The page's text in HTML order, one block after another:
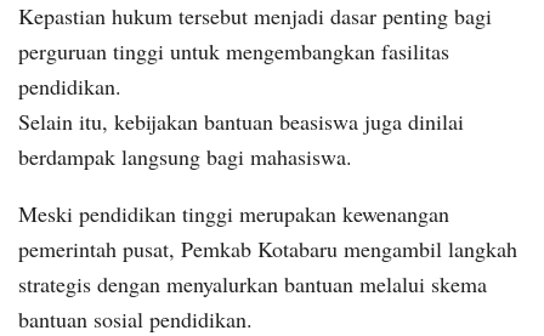
Kepastian hukum tersebut menjadi dasar penting bagi
perguruan tinggi untuk mengembangkan fasilitas
pendidikan.
Selain itu, kebijakan bantuan beasiswa juga dinilai
berdampak langsung bagi mahasiswa.
Meski pendidikan tinggi merupakan kewenangan
pemerintah pusat, Pemkab Kotabaru mengambil langkah
strategis dengan menyalurkan bantuan melalui skema
bantuan sosial pendidikan.